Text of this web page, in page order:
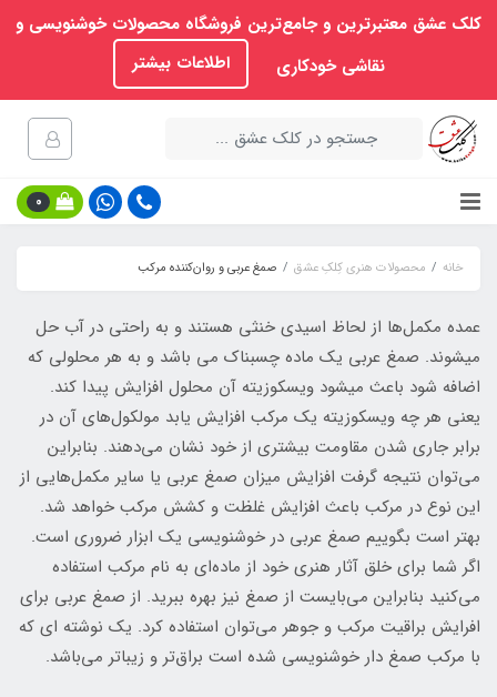
کلک عشق معتبرترین و جامع‌ترین فروشگاه محصولات خوشنویسی و
نقاشی خودکاری
اطلاعات بیشتر
0
خانه محصولات هنری کِلکِ عشق صمغ عربی و روان‌کننده مرکب
عمده مکمل‌ها از لحاظ اسیدی خنثی هستند و به راحتی در آب حل
میشوند. صمغ عربی یک ماده چسبناک می باشد و به هر محلولی که
اضافه شود باعث میشود ویسکوزیته آن محلول افزایش پیدا کند.
یعنی هر چه ویسکوزیته یک مرکب افزایش یابد مولکول‌های آن در
برابر جاری شدن مقاومت بیشتری از خود نشان می‌دهند. بنابراین
می‌توان نتیجه گرفت افزایش میزان صمغ عربی یا سایر مکمل‌هایی از
این نوع در مرکب باعث افزایش غلظت و کشش مرکب خواهد شد.
بهتر است بگوییم صمغ عربی در خوشنویسی یک ابزار ضروری است.
اگر شما برای خلق آثار هنری خود از ماده‌ای به نام مرکب استفاده
می‌کنید بنابراین می‌بایست از صمغ نیز بهره ببرید. از صمغ عربی برای
افرایش براقیت مرکب و جوهر می‌توان استفاده کرد. یک نوشته ای که
با مرکب صمغ دار خوشنویسی شده است براق‌تر و زیباتر می‌باشد.